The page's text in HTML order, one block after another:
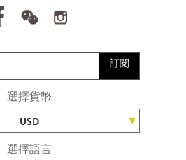
訂閱
選擇貨幣
USD
選擇語言